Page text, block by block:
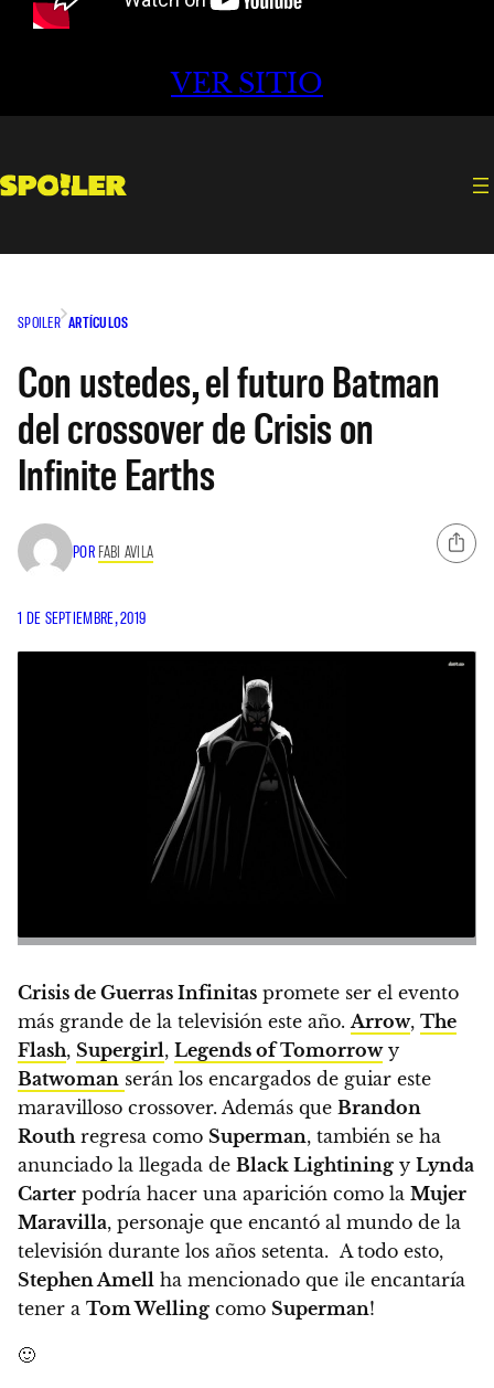
VER SITIO
SPOILER ARTÍCULOS
Con ustedes, el futuro Batman
del crossover de Crisis on
Infinite Earths
POR FABI AVILA
1 DE SEPTIEMBRE, 2019
Crisis de Guerras Infinitas promete ser el evento
más grande de la televisión este año.Arrow, The
Flash, Supergirl, Legends of Tomorrowy
Batwoman serán los encargados de guiar este
maravilloso crossover. Además que Brandon
Routhregresa como Superman, también se ha
anunciado la llegada de Black Lightining y Lynda
Carter podría hacer una aparición como la Mujer
Maravilla, personaje que encantó al mundo de la
televisión durante los años setenta. A todo esto,
Stephen Amell ha mencionado que ¡le encantaría
tener a Tom Welling como Superman!
🙂